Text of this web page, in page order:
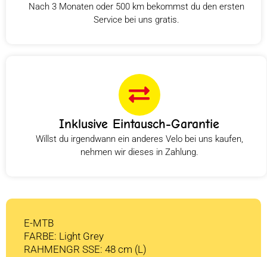
Nach 3 Monaten oder 500 km bekommst du den ersten
Service bei uns gratis.
Inklusive Eintausch-Garantie
Willst du irgendwann ein anderes Velo bei uns kaufen,
nehmen wir dieses in Zahlung.
E-MTB
FARBE: Light Grey
RAHMENGR SSE: 48 cm (L)